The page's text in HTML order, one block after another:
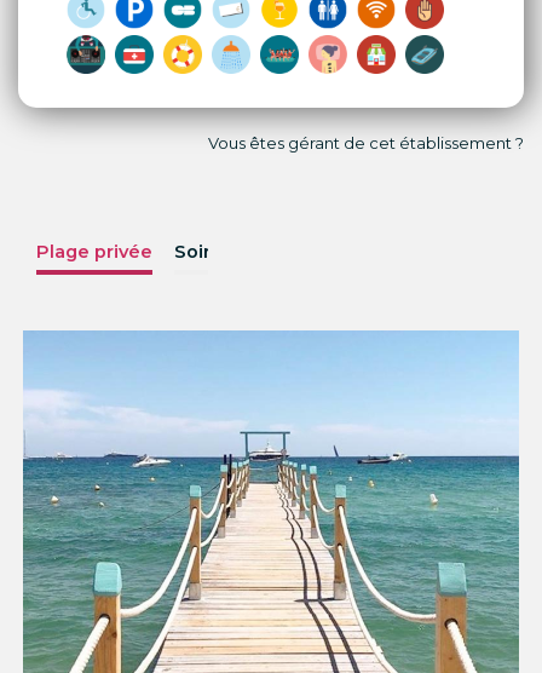
Vous êtes gérant de cet établissement ?
Plage privée Soirées